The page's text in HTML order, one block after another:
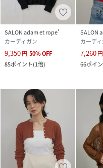
SALON adam et rope'
カーディガン
9,350円 50%OFF
85ポイント(1倍)
SALON
カーデ
7,260円
66ポイ